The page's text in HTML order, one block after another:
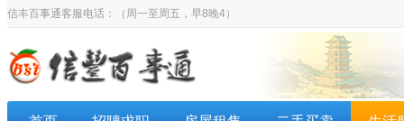
信丰百事通客服电话： （周一至周五，早8晚4）